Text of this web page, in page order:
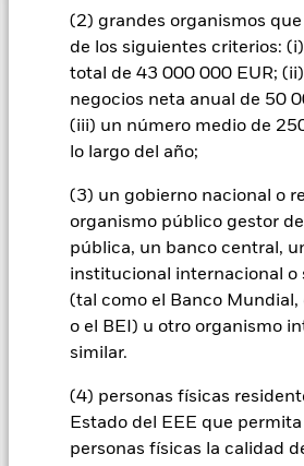
(2) grandes organismos
de los siguientes criterios:
total de 43 000 000 EUR;
negocios neta anual de 50
(iii) un número medio de
lo largo del año;
(3) un gobierno nacional o
organismo público gestor
pública, un banco central,
institucional internacional o
(tal como el Banco Mundial,
o el BEI) u otro organismo
similar.
(4) personas físicas
Estado del EEE que
personas físicas la calidad
INFORMACIÓN IMPORTANTE:
de las inversiones y los ingresos
subir o bajar, y no están garantizados.
inversores no recuperen la cantidad
Todas las clases de acciones con
fondo utilizan derivados para cubrir el
un posible riesgo de contagio
over») a otras clases de acciones del
gestora del fondo se asegurará de que
procedimientos adecuados para
contagio a otras clases de acciones.
que figura justo debajo del nombre del
palabra «Hedged» en su nombre.
divisas está disponible mediante
gestora del fondo.